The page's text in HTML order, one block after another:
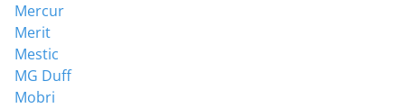
Mercur
Merit
Mestic
MG Duff
Mobri